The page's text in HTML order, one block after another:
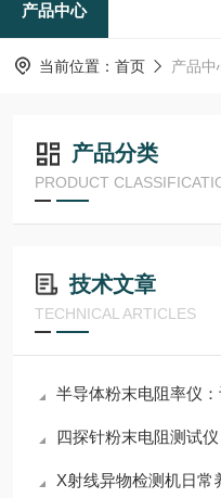
产品中心
当前位置： 首页 产品中
产品分类
PRODUCT
技术文章
TECHNICAL ARTICLES
半导体粉末电阻率仪：让
四探针粉末电阻测试
X射线异物检测机日常